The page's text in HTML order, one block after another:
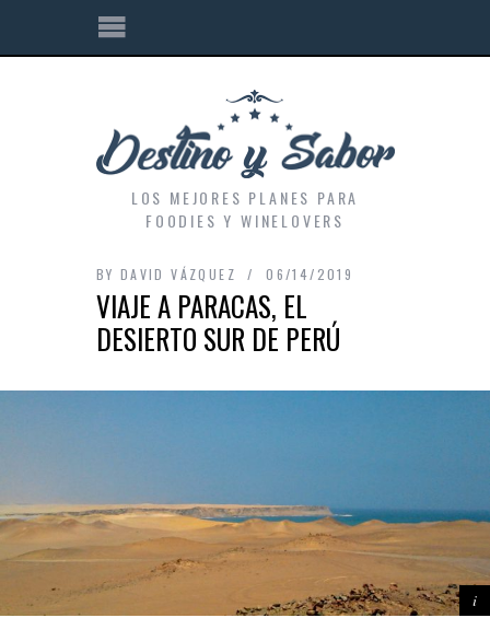
LOS MEJORES PLANES PARA
FOODIES Y WINELOVERS
BY DAVID VÁZQUEZ 06/14/2019
VIAJE A PARACAS, EL
DESIERTO SUR DE PERÚ